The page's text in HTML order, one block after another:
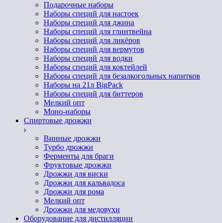
Подарочные наборы
Наборы специй для настоек
Наборы специй для джина
Наборы специй для глинтвейна
Наборы специй для ликёров
Наборы специй для вермутов
Наборы специй для водки
Наборы специй для коктейлей
Наборы специй для безалкогольных напитков
Наборы на 21л BigPack
Наборы специй для биттеров
Мелкий опт
Моно-наборы
Спиртовые дрожжи
Винные дрожжи
Турбо дрожжи
Ферменты для браги
Фруктовые дрожжи
Дрожжи для виски
Дрожжи для кальвадоса
Дрожжи для рома
Мелкий опт
Дрожжи для медовухи
Оборудование для дистилляции